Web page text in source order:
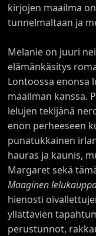
kirjojen maailma
tunnelmaltaan ja
Melanie on juuri
elämänkäsitys
Lontoossa enonsa
maailman kanssa.
lelujen tekijänä
enon perheeseen
punatukkainen
hauras ja kaunis,
Margaret sekä
Maaginen
hienosti
yllättävien
perustunnot,